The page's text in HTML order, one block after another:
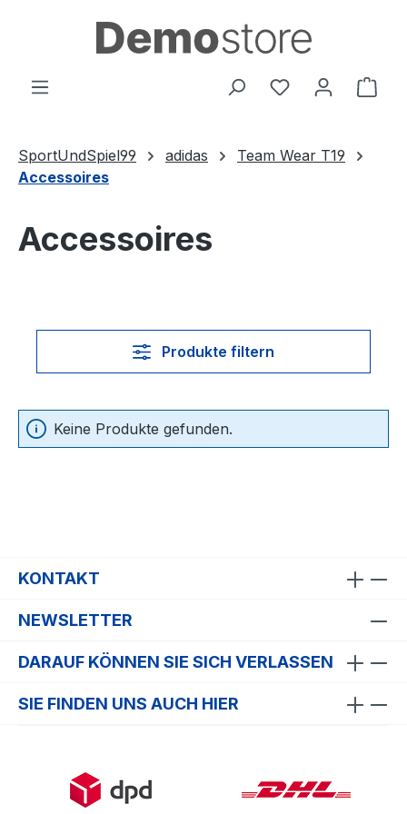
Zum Hauptinhalt springen
Du hast 0
SportUndSpiel99 adidas
Team Wear T19
Accessoires
Accessoires
Produkte filtern
Keine Produkte gefunden.
KONTAKT
NEWSLETTER
DARAUF KÖNNEN SIE SICH VERLASSEN
SIE FINDEN UNS AUCH HIER